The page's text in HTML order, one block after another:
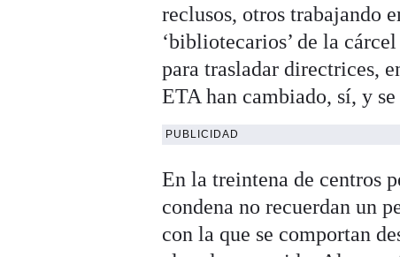
reclusos, otros trabajando
‘bibliotecarios’ de la
para trasladar directrices,
ETA han cambiado, sí, y se
PUBLICIDAD
En la treintena de centros
condena no recuerdan un
con la que se comportan